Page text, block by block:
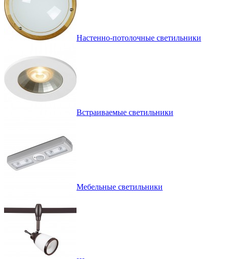
Настенно-потолочные светильники
Встраиваемые светильники
Мебельные светильники